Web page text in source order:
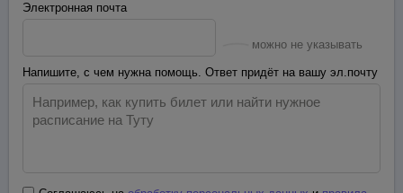
Электронная почта
можно не указывать
Напишите, с чем нужна помощь. Ответ придёт на вашу эл.почту